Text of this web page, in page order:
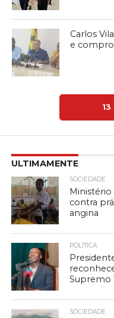
Carlos
e
13
ULTIMAMENTE
SOCIEDADE
Ministério
contra
angina
POLÍTICA
Supremo
SOCIEDADE